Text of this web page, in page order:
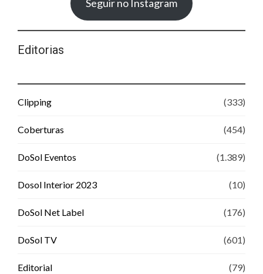
Seguir no Instagram
Editorias
Clipping (333)
Coberturas (454)
DoSol Eventos (1.389)
Dosol Interior 2023 (10)
DoSol Net Label (176)
DoSol TV (601)
Editorial (79)